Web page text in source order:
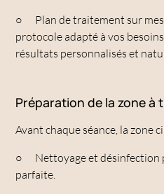
○ Plan de traitement sur
protocole adapté à vos
résultats personnalisés et
Préparation de la zone à
Avant chaque séance, la zone
○ Nettoyage et désinfection
parfaite.